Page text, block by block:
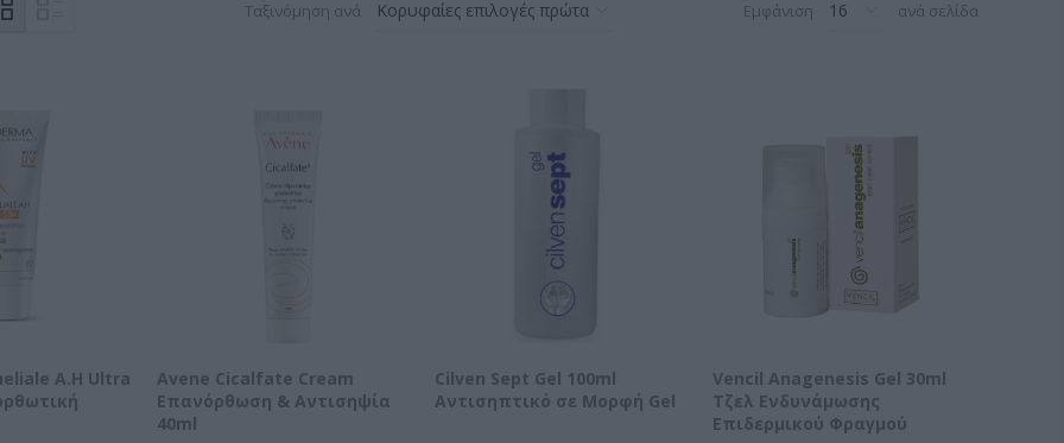
Ταξινόμηση ανά Εμφάνιση ανά σελίδα
A.H Ultra
Avene Cicalfate Cream
Επανόρθωση & Αντισηψία
40ml
Cilven Sept Gel 100ml
Aντισηπτικό σε Μορφή Gel
Vencil Anagenesis Gel 30ml
Tζελ Ενδυνάμωσης
Επιδερμικού Φραγμού